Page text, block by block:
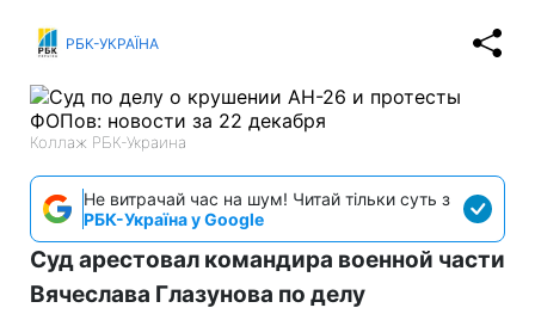
РБК-УКРАЇНА
Коллаж РБК-Украина
Не витрачай час на шум! Читай тільки суть з
РБК-Україна у Google
Суд арестовал командира военной части
Вячеслава Глазунова по делу